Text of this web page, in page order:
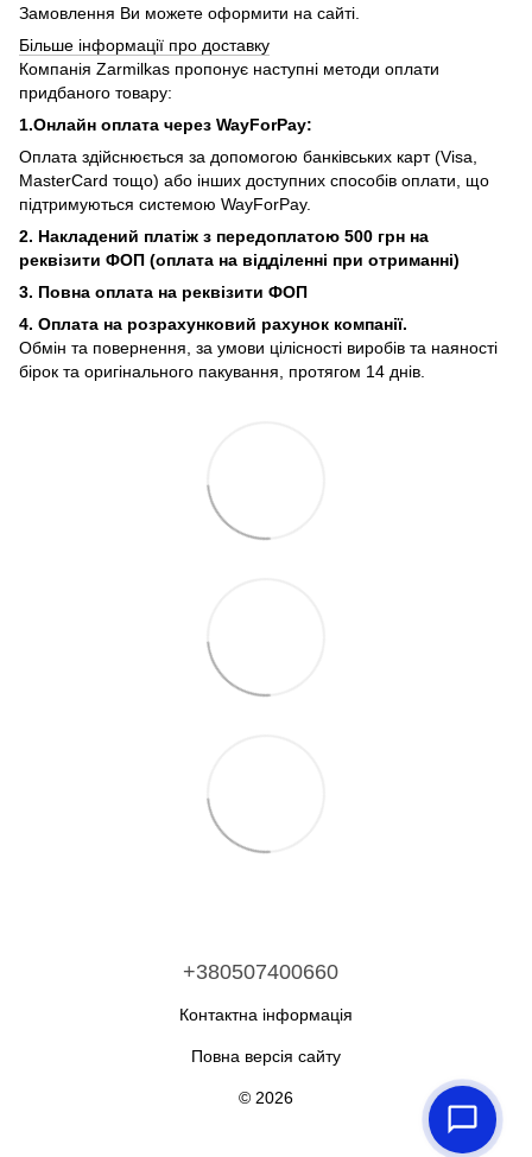
Замовлення Ви можете оформити на сайті.
Більше інформації про доставку
Компанія Zarmilkas пропонує наступні методи оплати
придбаного товару:
1.Онлайн оплата через WayForPay:
Оплата здійснюється за допомогою банківських карт (Visa,
MasterCard тощо) або інших доступних способів оплати, що
підтримуються системою WayForPay.
2. Накладений платіж з передоплатою 500 грн на
реквізити ФОП (оплата на відділенні при отриманні)
3. Повна оплата на реквізити ФОП
4. Оплата на розрахунковий рахунок компанії.
Обмін та повернення, за умови цілісності виробів та наяності
бірок та оригінального пакування, протягом 14 днів.
+380507400660
Контактна інформація
Повна версія сайту
© 2026